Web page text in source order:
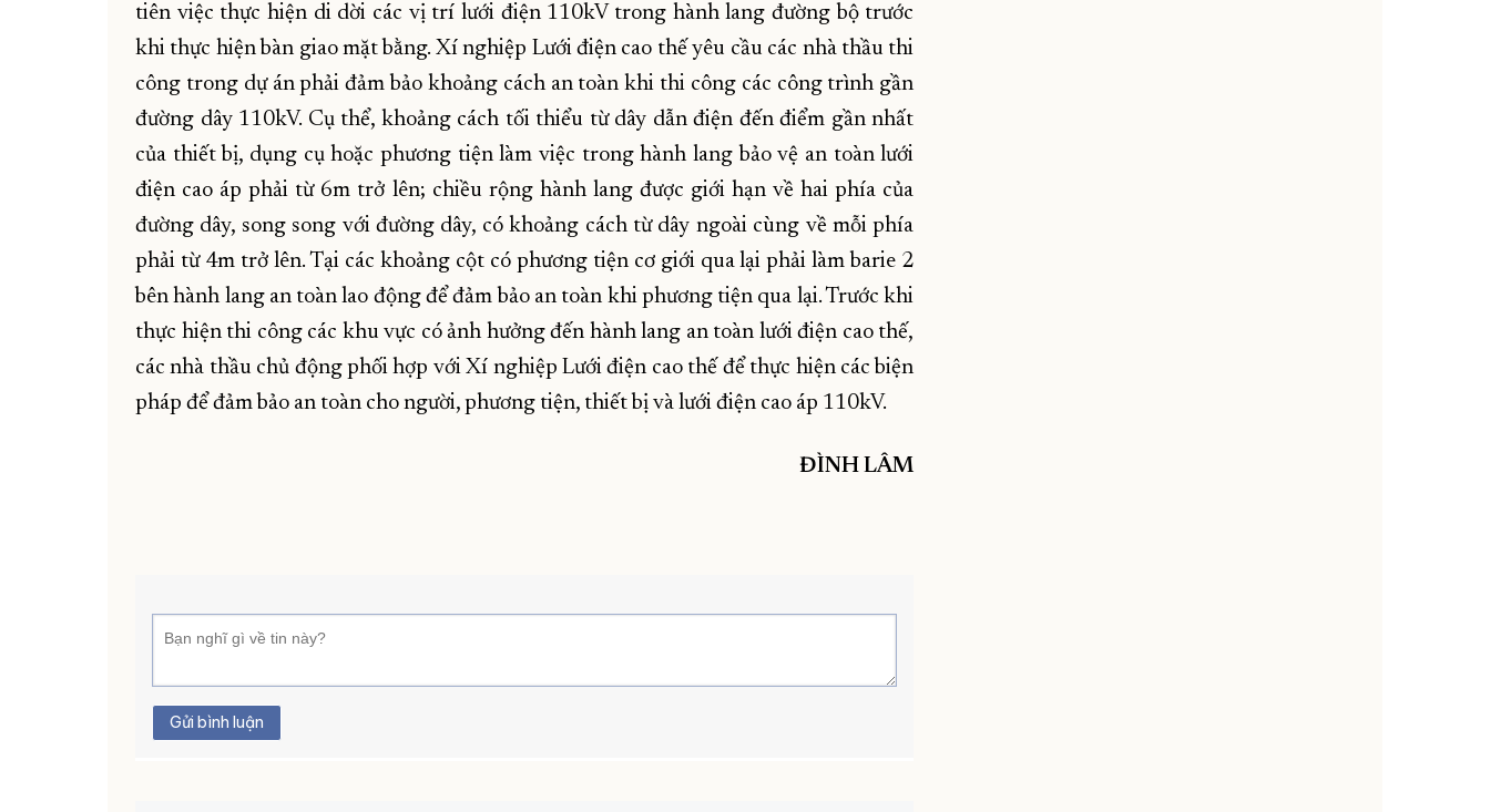
tiên việc thực hiện di dời các vị trí lưới điện 110kV trong hành lang đường bộ trước
khi thực hiện bàn giao mặt bằng. Xí nghiệp Lưới điện cao thế yêu cầu các nhà thầu thi
công trong dự án phải đảm bảo khoảng cách an toàn khi thi công các công trình gần
đường dây 110kV. Cụ thể, khoảng cách tối thiểu từ dây dẫn điện đến điểm gần nhất
của thiết bị, dụng cụ hoặc phương tiện làm việc trong hành lang bảo vệ an toàn lưới
điện cao áp phải từ 6m trở lên; chiều rộng hành lang được giới hạn về hai phía của
đường dây, song song với đường dây, có khoảng cách từ dây ngoài cùng về mỗi phía
phải từ 4m trở lên. Tại các khoảng cột có phương tiện cơ giới qua lại phải làm barie 2
bên hành lang an toàn lao động để đảm bảo an toàn khi phương tiện qua lại. Trước khi
thực hiện thi công các khu vực có ảnh hưởng đến hành lang an toàn lưới điện cao thế,
các nhà thầu chủ động phối hợp với Xí nghiệp Lưới điện cao thế để thực hiện các biện
pháp để đảm bảo an toàn cho người, phương tiện, thiết bị và lưới điện cao áp 110kV.
ĐÌNH LÂM
Gửi bình luận